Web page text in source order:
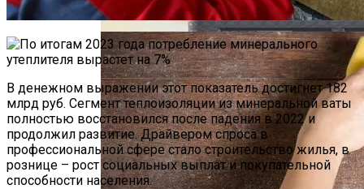
Защиты От Шума
В денежном выражении этот показатель достигнет 182
млрд руб. Сегмент теплоизоляции из минеральной ваты
полностью восстановился после падения в 2022 и
продолжил развитие. Драйвером спроса в
профессиональной сфере стало строительство жилья, в
рознице – рост социальных выплат и покупательной
способности населения.